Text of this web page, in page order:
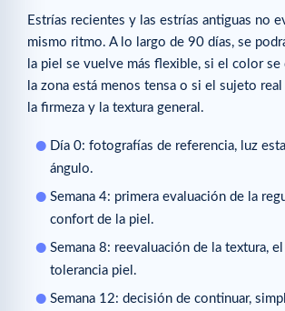
Guías para leer a continuación
Estrías recientes y las estrías antiguas no
mismo ritmo. A lo largo de 90 días, se
la piel se vuelve más flexible, si el color se
la zona está menos tensa o si el sujeto
la firmeza y la textura general.
Día 0: fotografías de referencia, luz
ángulo.
Semana 4: primera evaluación de la
confort de la piel.
Semana 8: reevaluación de la textura,
tolerancia piel.
Semana 12: decisión de continuar,